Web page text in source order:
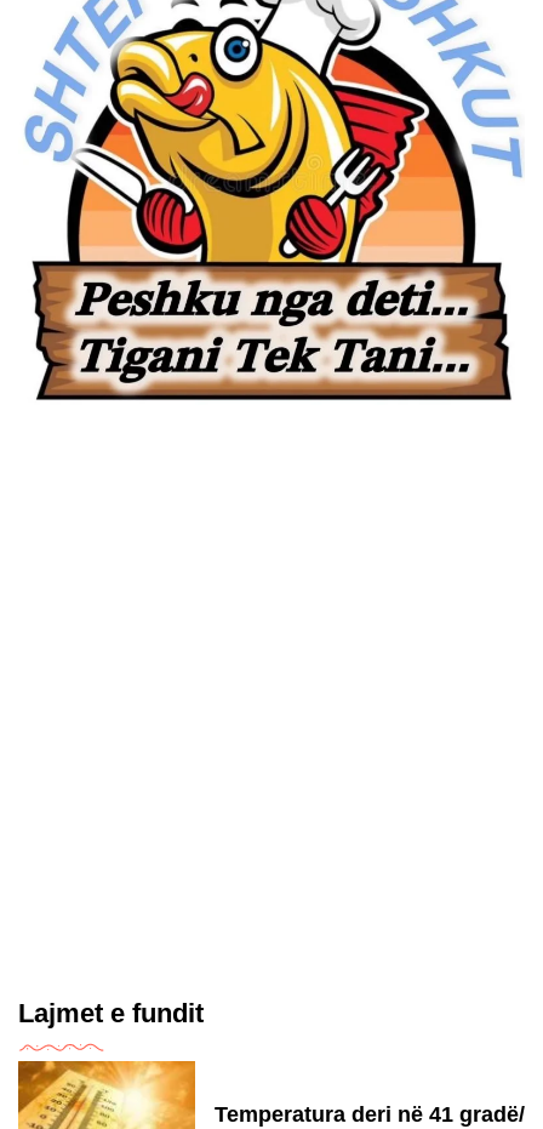
Lajmet e fundit
Temperatura deri në 41 gradë/